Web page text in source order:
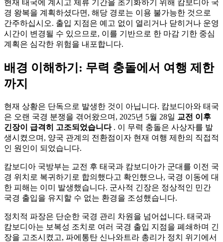
현재 태국에 계시고 체류 기간을 초기화하기 위해 캄보디아 국
경 왕복을 계획하셨다면, 해당 경로는 이용 불가능한 것으로
간주하십시오. 출입 지점은 예고 없이 열리거나 닫히거나 운영
시간이 변경될 수 있으므로, 이를 기반으로 한 마감 기한 중심
계획은 심각한 위험을 내포합니다.
배경 이해하기: 무력 충돌에서 여행 제한
까지
현재 상황은 단독으로 발생한 것이 아닙니다. 캄보디아와 태국
은 오랜 국경 분쟁을 겪어왔으며, 2025년 5월 28일 교전 이후
긴장이 급격히 고조되었습니다. 이 무력 충돌은 사상자를 발
생시켰으며, 양국 관계의 전환점이자 현재 여행 제한의 직접적
인 원인이 되었습니다.
캄보디아 국방부는 교전 후 태국과 캄보디아가 군대를 이전 국
경 위치로 복귀하기로 합의했다고 확인했으나, 국경 이동에 대
한 피해는 이미 발생했습니다. 군사적 긴장은 정상적인 민간
국경 출입을 유지할 수 없는 환경을 조성했습니다.
정치적 파장은 단순한 국경 관리 차원을 넘어섭니다. 태국과
캄보디아는 보복성 조치로 여러 국경 출입 지점을 폐쇄하며 긴
장을 고조시켰고, 파에통탄 신나와트라 총리가 정치 위기에서